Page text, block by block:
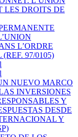
LES DROITS DE
L’ORDRE
97/0105)
NUEVO MARCO
INVERSIONES
Y
DESDE
Y